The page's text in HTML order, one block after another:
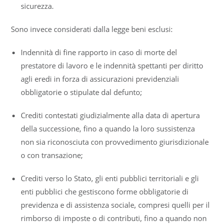
sicurezza.
Sono invece considerati dalla legge beni esclusi:
Indennità di fine rapporto in caso di morte del
prestatore di lavoro e le indennità spettanti per diritto
agli eredi in forza di assicurazioni previdenziali
obbligatorie o stipulate dal defunto;
Crediti contestati giudizialmente alla data di apertura
della successione, fino a quando la loro sussistenza
non sia riconosciuta con provvedimento giurisdizionale
o con transazione;
Crediti verso lo Stato, gli enti pubblici territoriali e gli
enti pubblici che gestiscono forme obbligatorie di
previdenza e di assistenza sociale, compresi quelli per il
rimborso di imposte o di contributi, fino a quando non